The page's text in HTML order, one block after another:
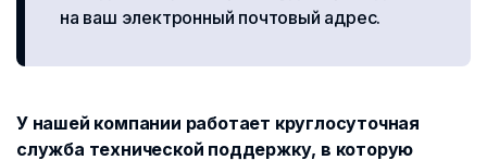
на ваш электронный почтовый адрес.
У нашей компании работает круглосуточная
служба технической поддержку, в которую